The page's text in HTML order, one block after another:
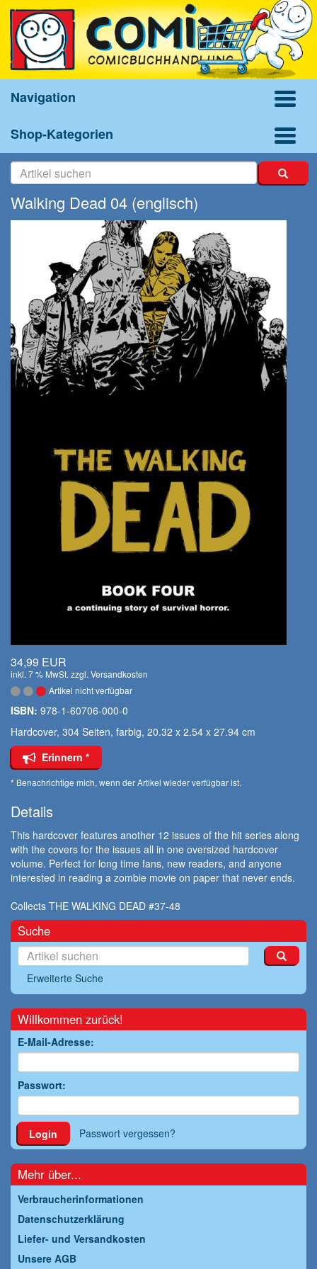
Navigation
Shop-Kategorien
Walking Dead 04 (englisch)
34,99 EUR
inkl. 7 % MwSt. zzgl. Versandkosten
Artikel nicht verfügbar
ISBN: 978-1-60706-000-0
Hardcover, 304 Seiten, farbig, 20.32 x 2.54 x 27.94 cm
Erinnern *
* Benachrichtige mich, wenn der Artikel wieder verfügbar ist.
Details
This hardcover features another 12 issues of the hit series along
with the covers for the issues all in one oversized hardcover
volume. Perfect for long time fans, new readers, and anyone
interested in reading a zombie movie on paper that never ends.
Collects THE WALKING DEAD #37-48
Suche
Erweiterte Suche
Willkommen zurück!
E-Mail-Adresse:
Passwort:
Login Passwort vergessen?
Mehr über...
Verbraucherinformationen
Datenschutzerklärung
Liefer- und Versandkosten
Unsere AGB